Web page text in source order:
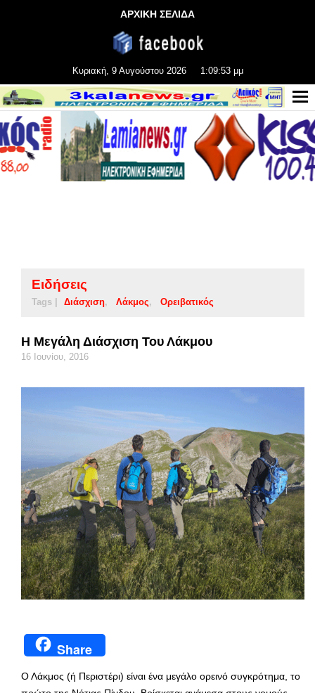
ΑΡΧΙΚΗ ΣΕΛΙΔΑ
Κυριακή, 9 Αυγούστου 2026 1:09:54 μμ
Ειδήσεις
Tags | Διάσχιση Λάκμος Ορειβατικός
Η Μεγάλη Διάσχιση Του Λάκμου
16 Ιουνίου, 2016
Share
Ο Λάκμος (ή Περιστέρι) είναι ένα μεγάλο ορεινό συγκρότημα, το